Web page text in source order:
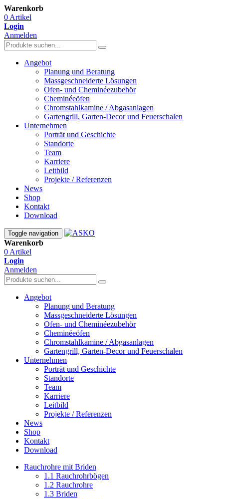
Warenkorb
0 Artikel
Login
Anmelden
Angebot
Planung und Beratung
Massgeschneiderte Lösungen
Ofen- und Cheminéezubehör
Cheminéeöfen
Chromstahlkamine / Abgasanlagen
Gartengrill, Garten-Decor und Feuerschalen
Unternehmen
Porträt und Geschichte
Standorte
Team
Karriere
Leitbild
Projekte / Referenzen
News
Shop
Kontakt
Download
Toggle navigation
Warenkorb
0 Artikel
Login
Anmelden
Angebot
Planung und Beratung
Massgeschneiderte Lösungen
Ofen- und Cheminéezubehör
Cheminéeöfen
Chromstahlkamine / Abgasanlagen
Gartengrill, Garten-Decor und Feuerschalen
Unternehmen
Porträt und Geschichte
Standorte
Team
Karriere
Leitbild
Projekte / Referenzen
News
Shop
Kontakt
Download
Rauchrohre mit Briden
1.1 Rauchrohrbögen
1.2 Rauchrohre
1.3 Briden